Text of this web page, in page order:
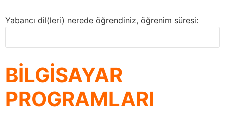
Yabancı dil(leri) nerede öğrendiniz, öğrenim süresi:
BİLGİSAYAR
PROGRAMLARI